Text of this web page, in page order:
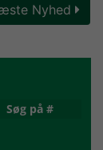
Nyhed
Søg på #